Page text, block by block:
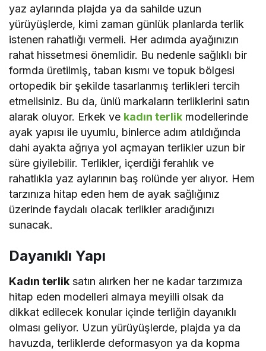
yaz aylarında plajda ya da sahilde uzun
yürüyüşlerde, kimi zaman günlük planlarda terlik
istenen rahatlığı vermeli. Her adımda ayağınızın
rahat hissetmesi önemlidir. Bu nedenle sağlıklı bir
formda üretilmiş, taban kısmı ve topuk bölgesi
ortopedik bir şekilde tasarlanmış terlikleri tercih
etmelisiniz. Bu da, ünlü markaların terliklerini satın
alarak oluyor. Erkek ve kadın terlik modellerinde
ayak yapısı ile uyumlu, binlerce adım atıldığında
dahi ayakta ağrıya yol açmayan terlikler uzun bir
süre giyilebilir. Terlikler, içerdiği ferahlık ve
rahatlıkla yaz aylarının baş rolünde yer alıyor. Hem
tarzınıza hitap eden hem de ayak sağlığınız
üzerinde faydalı olacak terlikler aradığınızı
sunacak.
Dayanıklı Yapı
Kadın terlik satın alırken her ne kadar tarzımıza
hitap eden modelleri almaya meyilli olsak da
dikkat edilecek konular içinde terliğin dayanıklı
olması geliyor. Uzun yürüyüşlerde, plajda ya da
havuzda, terliklerde deformasyon ya da kopma